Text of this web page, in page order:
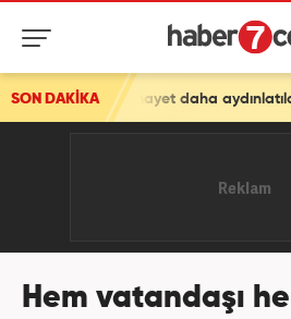
SON DAKİKAdaha aydınlatıldı!
Hem vatandaşı